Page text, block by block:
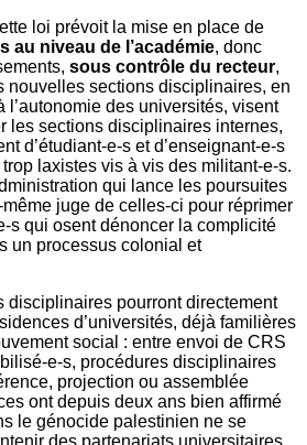
loi prévoit la mise en place de
au niveau de l’académie, donc
sous contrôle du recteur,
nouvelles sections disciplinaires, en
l’autonomie des universités, visent
les sections disciplinaires internes,
d’étudiant-e-s et d’enseignant-e-s
laxistes vis à vis des militant-e-s.
qui lance les poursuites
juge de celles-ci pour réprimer
s qui osent dénoncer la complicité
un processus colonial et
disciplinaires pourront directement
d’universités, déjà familières
social : entre envoi de CRS
e-s, procédures disciplinaires
projection ou assemblée
ont depuis deux ans bien affirmé
le génocide palestinien ne se
des partenariats universitaires